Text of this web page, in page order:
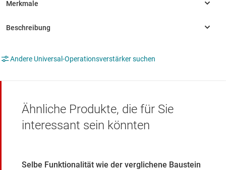
Andere Universal-Operationsverstärker suchen
Ähnliche Produkte, die für Sie
interessant sein könnten
Selbe Funktionalität wie der verglichene Baustein